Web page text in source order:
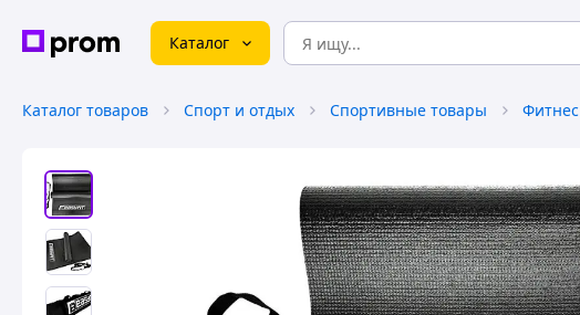
Каталог
Каталог товаров Спорт и отдых Спортивные товары Фитнес